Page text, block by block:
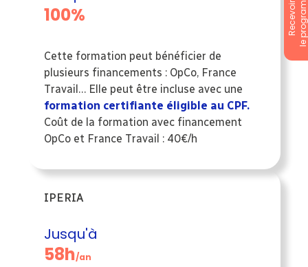
100%
Cette formation peut bénéficier de
plusieurs financements : OpCo, France
Travail… Elle peut être incluse avec une
formation certifiante éligible au CPF.
Coût de la formation avec financement
OpCo et France Travail : 40€/h
IPERIA
Jusqu'à
58h/an
Recevoirle programme